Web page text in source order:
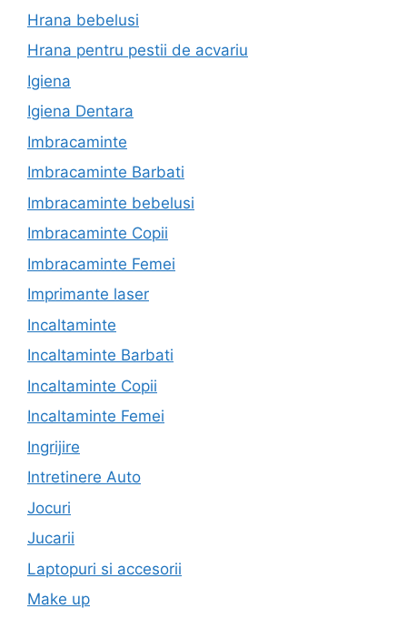
Hrana bebelusi
Hrana pentru pestii de acvariu
Igiena
Igiena Dentara
Imbracaminte
Imbracaminte Barbati
Imbracaminte bebelusi
Imbracaminte Copii
Imbracaminte Femei
Imprimante laser
Incaltaminte
Incaltaminte Barbati
Incaltaminte Copii
Incaltaminte Femei
Ingrijire
Intretinere Auto
Jocuri
Jucarii
Laptopuri si accesorii
Make up